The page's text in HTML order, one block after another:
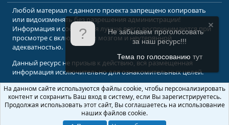
Любой материал с данного проекта запрещено копировать
или видоизменять без разрешения администрации!
Информация и сообщения лучше всего воспринимаются при
просмотре с включенным мозгом и неутерянной
адекватностью.
Данный ресурс не призыв к действию, вся размещенная
информация исключительно для ознакомительных целей.
© 2008-2026 Форум Абырвалг.нет - подводная охота, дайвинг, туризм
Перевод: XenForo.Info
Не забываем проголосовать
за наш ресурс!!!
Тема по голосованию тут
На данном сайте используются файлы cookie, чтобы персонализировать
контент и сохранить Ваш вход в систему, если Вы зарегистрируетесь.
Продолжая использовать этот сайт, Вы соглашаетесь на использование
наших файлов cookie.